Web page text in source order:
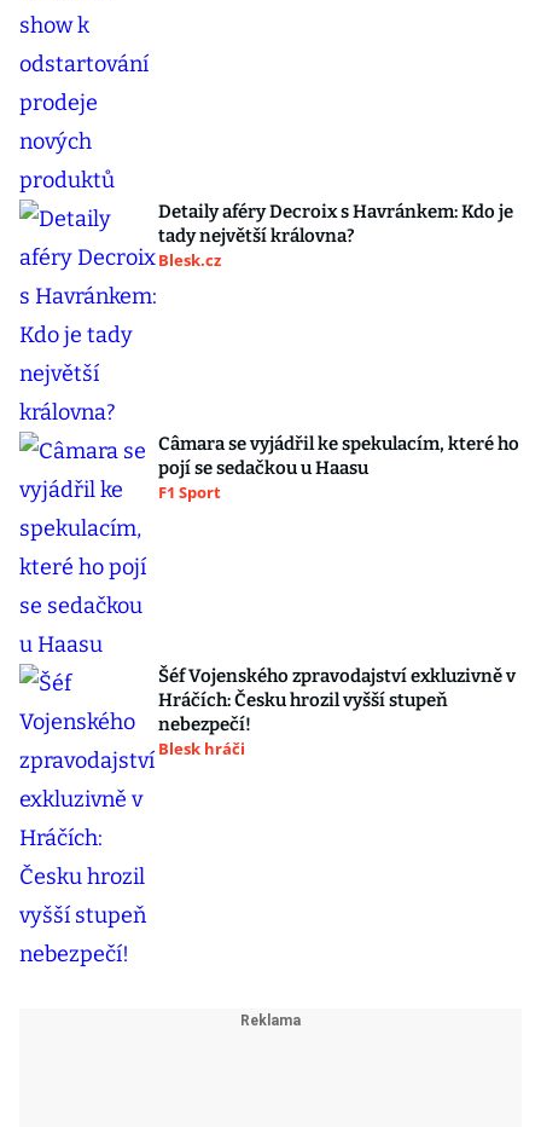
Detaily aféry Decroix s Havránkem: Kdo je
tady největší královna?
Blesk.cz
Câmara se vyjádřil ke spekulacím, které ho
pojí se sedačkou u Haasu
F1 Sport
Šéf Vojenského zpravodajství exkluzivně v
Hráčích: Česku hrozil vyšší stupeň
nebezpečí!
Blesk hráči